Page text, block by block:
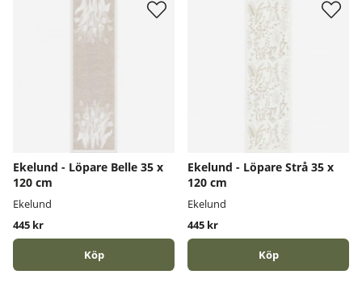
Ekelund - Löpare Belle 35 x
120 cm
Ekelund
445 kr
Köp
Ekelund - Löpare Strå 35 x
120 cm
Ekelund
445 kr
Köp